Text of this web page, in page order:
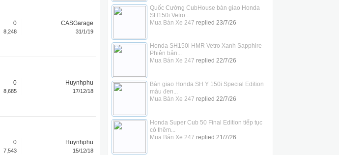
0
8,248
CASGarage
31/1/19
0
8,685
Huynhphu
17/12/18
0
7,543
Huynhphu
15/12/18
Quốc Cường CubHouse bàn giao Honda
SH150i Vetro...
Mua Bán Xe 247 replied 23/7/26
Honda SH150i HMR Vetro Xanh Sapphire –
Phiên bản...
Mua Bán Xe 247 replied 22/7/26
Bàn giao Honda SH Ý 150i Special Edition
màu đen...
Mua Bán Xe 247 replied 22/7/26
Honda Super Cub 50 Final Edition tiếp tục
có thêm...
Mua Bán Xe 247 replied 21/7/26